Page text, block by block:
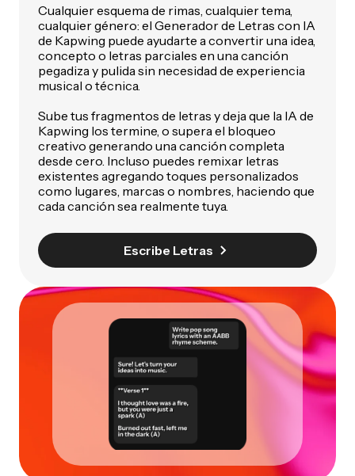
Cualquier esquema de rimas, cualquier tema,
cualquier género: el Generador de Letras con IA
de Kapwing puede ayudarte a convertir una idea,
concepto o letras parciales en una canción
pegadiza y pulida sin necesidad de experiencia
musical o técnica.
Sube tus fragmentos de letras y deja que la IA de
Kapwing los termine, o supera el bloqueo
creativo generando una canción completa
desde cero. Incluso puedes remixar letras
existentes agregando toques personalizados
como lugares, marcas o nombres, haciendo que
cada canción sea realmente tuya.
Escribe Letras